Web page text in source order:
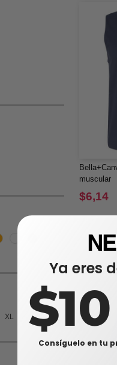
XL
2XL
muscular
$6,14
Ya eres
Consíguelo en tu